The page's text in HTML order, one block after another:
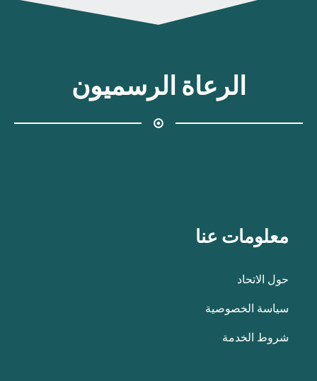
الرعاة الرسميون
معلومات عنا
حول الاتحاد
سياسة الخصوصية
شروط الخدمة